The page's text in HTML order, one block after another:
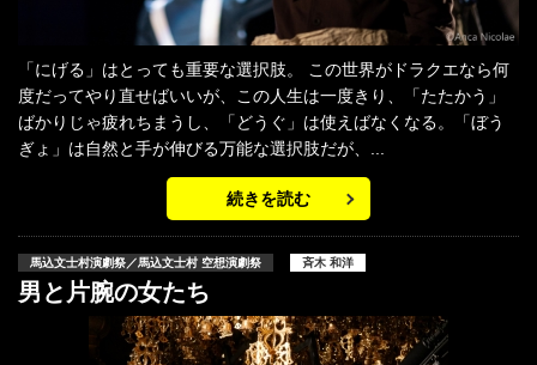
「にげる」はとっても重要な選択肢。 この世界がドラクエなら何
度だってやり直せばいいが、この人生は一度きり、「たたかう」
ばかりじゃ疲れちまうし、「どうぐ」は使えばなくなる。「ぼう
ぎょ」は自然と手が伸びる万能な選択肢だが、...
続きを読む
馬込文士村演劇祭／馬込文士村 空想演劇祭 斉木 和洋
男と片腕の女たち